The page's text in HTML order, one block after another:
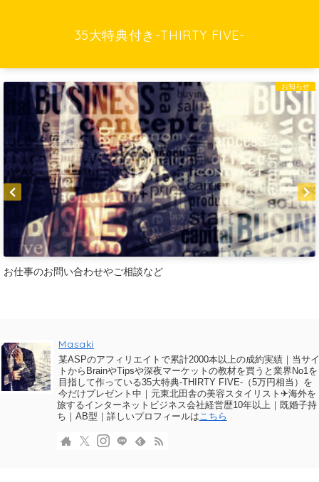
35大特典付き-THIRTY FIVE-
お知らせ
お仕事のお問い合わせやご相談など
Masaki
某ASPのアフィリエイトで累計2000本以上の成約実績｜当サ
トからBrainやTipsや深夜マーケットの教材を買うと業界No1を
目指して作っている35大特典-THIRTY FIVE-（5万円相当）を
今だけプレゼント中｜元東北田舎の美容スタイリスト✈海外を
旅するインターネットビジネス会社経営歴10年以上｜既婚子持
ち｜AB型｜詳しいプロフィールはこちら